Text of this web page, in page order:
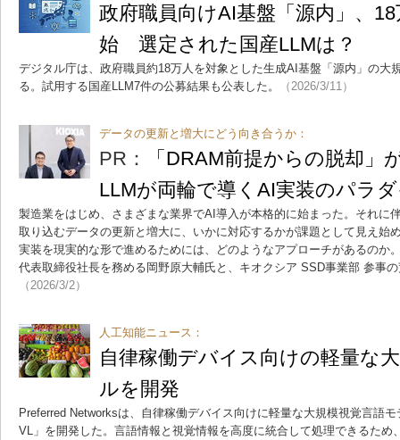
政府職員向けAI基盤「源内」、
始 選定された国産LLMは？
デジタル庁は、政府職員約18万人を対象とした生成AI基盤「源内」の大
る。試用する国産LLM7件の公募結果も公表した。
（2026/3/11）
データの更新と増大にどう向き合うか：
PR：
「DRAM前提からの脱却
LLMが両輪で導くAI実装のパラ
製造業をはじめ、さまざまな業界でAI導入が本格的に始まった。それに
取り込むデータの更新と増大に、いかに対応するかが課題として見え始
実装を現実的な形で進めるためには、どのようなアプローチがあるのか
代表取締役社長を務める岡野原大輔氏と、キオクシア SSD事業部 参事
（2026/3/2）
人工知能ニュース：
自律稼働デバイス向けの軽量な
ルを開発
Preferred Networksは、自律稼働デバイス向けに軽量な大規模視覚言語
VL」を開発した。言語情報と視覚情報を高度に統合して処理できるため